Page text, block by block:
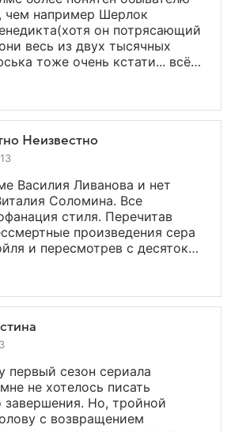
модница. Рекомендую
чем например Шерлок
он потрясающий
весь из двух тысячных
тоже очень кстати... всё
Особо придирчевых
заверить, что когда идёт
одним персонажем очень
то сверхестественное...
Неизвестно
Василия Ливанова и нет
Соломина. Все
стиля. Перечитав
произведения сера
и пересмотрев с десяток
что самый лучший Шерлок
Такой вердикт вынесли
году, когда фильм
в главной роли впервые
каналу Би-Би-Си. Все —
Великобритании Маргарет
лондонского булочника —
старой доброй Англии,
в фильме режиссер Игорь
Василий Ливанов
первый сезон сериала
не хотелось писать
завершения. Но, тройной
с возвращением